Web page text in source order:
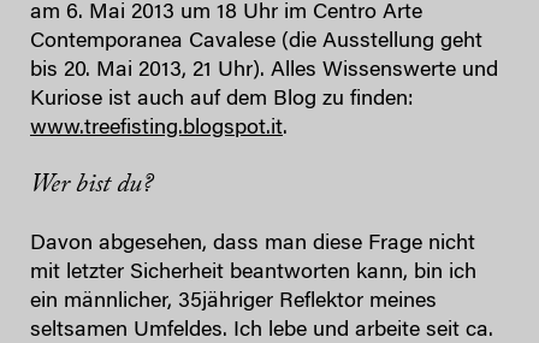
am 6. Mai 2013 um 18 Uhr im Centro Arte
Contemporanea Cavalese (die Ausstellung geht
bis 20. Mai 2013, 21 Uhr). Alles Wissenswerte und
Kuriose ist auch auf dem Blog zu finden:
www.treefisting.blogspot.it.
Wer bist du?
Davon abgesehen, dass man diese Frage nicht
mit letzter Sicherheit beantworten kann, bin ich
ein männlicher, 35jähriger Reflektor meines
seltsamen Umfeldes. Ich lebe und arbeite seit ca.